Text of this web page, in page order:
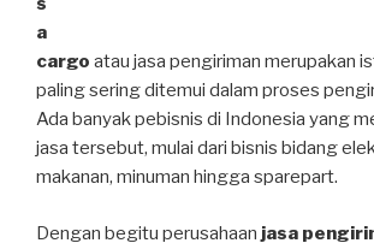
a
cargo atau jasa pengiriman merupakan
paling sering ditemui dalam proses
Ada banyak pebisnis di Indonesia yang
jasa tersebut, mulai dari bisnis bidang
makanan, minuman hingga sparepart.
Dengan begitu perusahaan jasa